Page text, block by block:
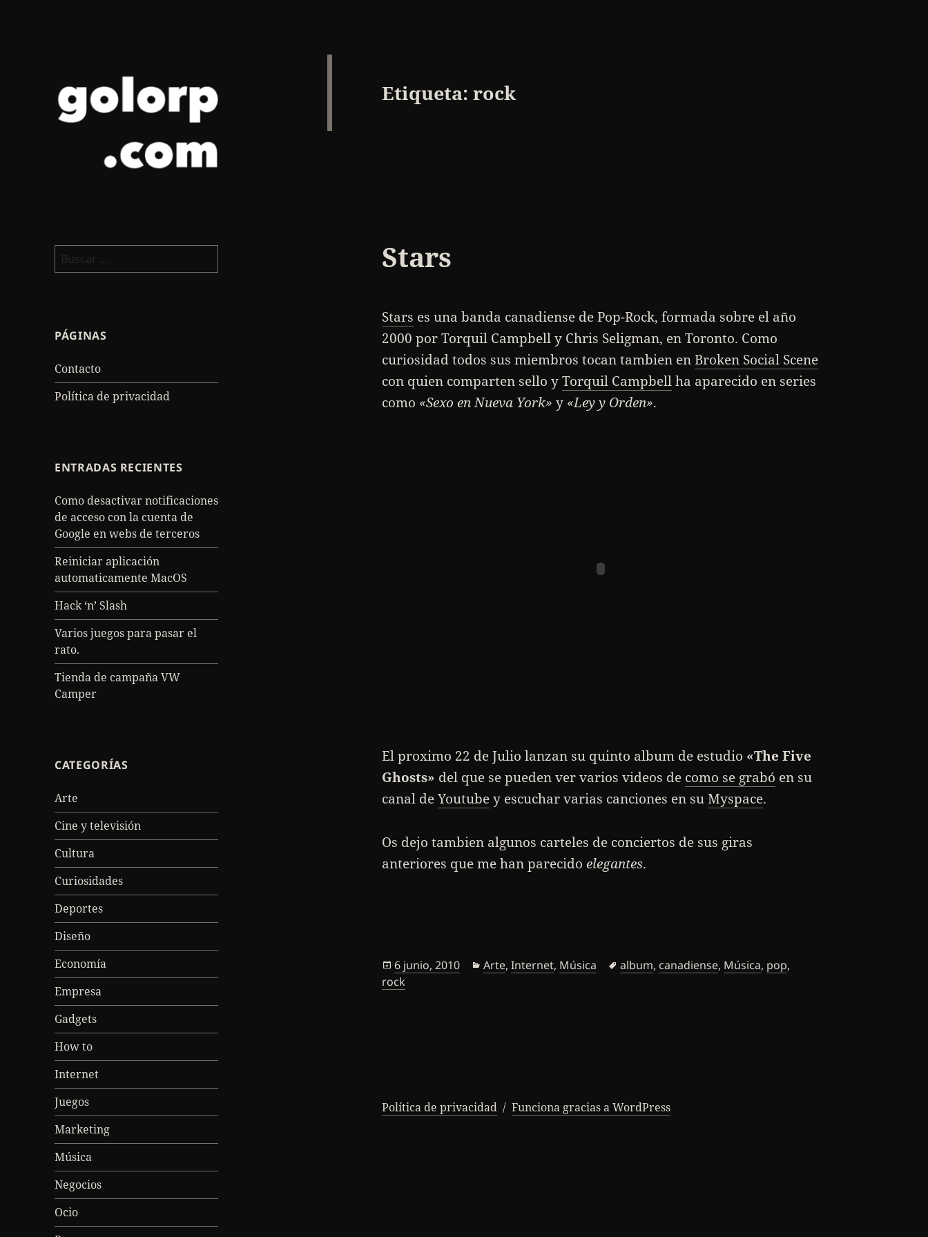
Buscar:
PÁGINAS
Contacto
Política de privacidad
ENTRADAS RECIENTES
Como desactivar notificaciones
de acceso con la cuenta de
Google en webs de terceros
Reiniciar aplicación
automaticamente MacOS
Hack ‘n’ Slash
Varios juegos para pasar el
rato.
Tienda de campaña VW
Camper
CATEGORÍAS
Arte
Cine y televisión
Cultura
Curiosidades
Deportes
Diseño
Economía
Empresa
Gadgets
How to
Internet
Juegos
Marketing
Música
Negocios
Ocio
Etiqueta:rock
Stars
Stars es una banda canadiense de Pop-Rock, formada sobre el año
2000 por Torquil Campbell y Chris Seligman, en Toronto. Como
curiosidad todos sus miembros tocan tambien enBroken Social Scene
con quien comparten sello yTorquil Campbellha aparecido en series
como «Sexo en Nueva York» y «Ley y Orden».
El proximo 22 de Julio lanzan su quinto album de estudio «The Five
Ghosts» del que se pueden ver varios videos de como se grabó en su
canal deYoutubey escuchar varias canciones en suMyspace.
Os dejo tambien algunos carteles de conciertos de sus giras
anteriores que me han parecidoelegantes.
Publicado
el
6 junio, 2010 Categorías
Arte,Internet, Música Etiquetas
album, canadiense, Música, pop,
rock
Política de privacidad Funciona gracias a WordPress